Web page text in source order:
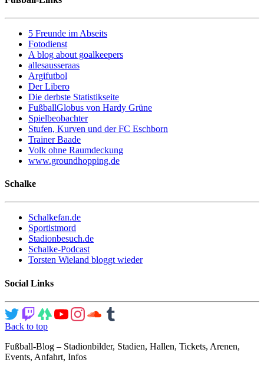
5 Freunde im Abseits
Fotodienst
A blog about goalkeepers
allesausseraas
Argifutbol
Der Libero
Die derbste Statistikseite
FußballGlobus von Hardy Grüne
Spielbeobachter
Stufen, Kurven und der FC Eschborn
Trainer Baade
Volk ohne Raumdeckung
www.groundhopping.de
Schalke
Schalkefan.de
Sportistmord
Stadionbesuch.de
Schalke-Podcast
Torsten Wieland bloggt wieder
Social Links
Back to top
Fußball-Blog – Stadionbilder, Stadien, Hallen, Tickets, Arenen,
Events, Anfahrt, Infos